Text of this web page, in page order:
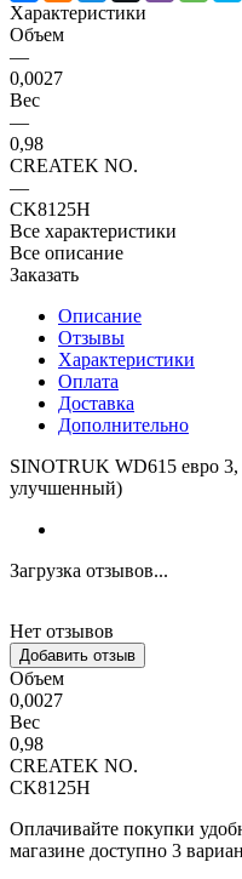
Характеристики
Объем
—
0,0027
Вес
—
0,98
CREATEK NO.
—
CK8125H
Все характеристики
Все описание
Заказать
Описание
Отзывы
Характеристики
Оплата
Доставка
Дополнительно
SINOTRUK WD615 евро
улучшенный)
Загрузка отзывов...
Нет отзывов
Добавить отзыв
Объем
0,0027
Вес
0,98
CREATEK NO.
CK8125H
Оплачивайте покупки
магазине доступно 3